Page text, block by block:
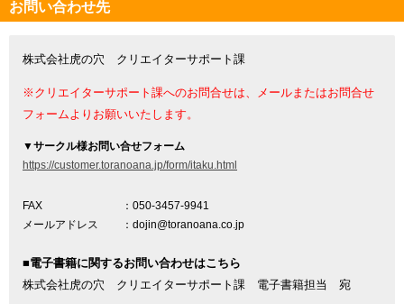
お問い合わせ先
株式会社虎の穴 クリエイターサポート課
※クリエイターサポート課へのお問合せは、メールまたはお問合せ
フォームよりお願いいたします。
▼サークル様お問い合せフォーム
https://customer.toranoana.jp/form/itaku.html
FAX
：050-3457-9941
メールアドレス
：dojin@toranoana.co.jp
■電子書籍に関するお問い合わせはこちら
株式会社虎の穴 クリエイターサポート課 電子書籍担当 宛